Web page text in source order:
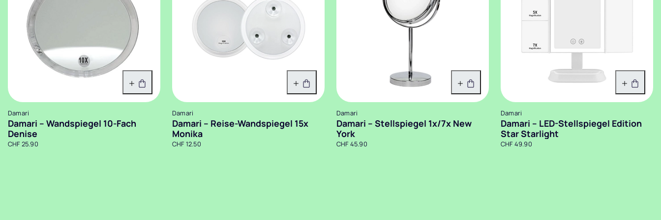
In den Warenkorb
Damari
Damari – Wandspiegel 10-Fach
Denise
CHF 25.90
In den Warenkorb
Damari
Damari – Reise-Wandspiegel 15x
Monika
CHF 12.50
In den Warenkorb
Damari
Damari – Stellspiegel 1x/7x New
York
CHF 45.90
In den
Damari
Damari – LED-Stellspiegel Edition
Star Starlight
CHF 49.90